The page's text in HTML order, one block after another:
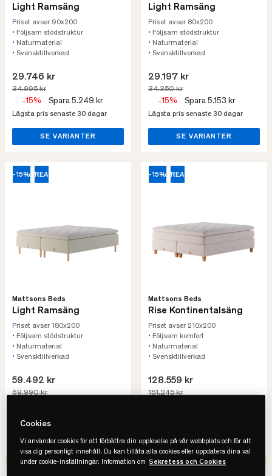
Light Ramsäng
Priset avser 90x200
• Följsam stödstruktur
• Naturmaterial
• Svensktillverkad
29.746 kr
34.995 kr
-15% Spara 5.249 kr
Lägsta pris senaste 30 dagar
SE VARIANTER
Light Ramsäng
Priset avser 80x200
• Följsam stödstruktur
• Naturmaterial
• Svensktillverkad
29.197 kr
34.350 kr
-15% Spara 5.153 kr
Lägsta pris senaste 30 dagar
SE VARIANTER
-15% REA
Mattsons Beds
Light Ramsäng
Priset avser 180x200
• Följsam stödstruktur
• Naturmaterial
• Svensktillverkad
59.492 kr
69.990 kr
SE VARIANTER
-15% REA
Mattsons Beds
Rise Kontinentalsäng
Priset avser 210x200
• Följsam komfort
• Naturmaterial
• Svensktillverkad
128.559 kr
151.245 kr
SE VARIANTER
Cookies
Vi använder cookies för att förbättra din upplevelse på vår webbplats och för att
visa dig personligt innehåll. Du kan tillåta alla cookies eller uppdatera dina val
under cookie-inställningar. Information om Sekretess och Cookies